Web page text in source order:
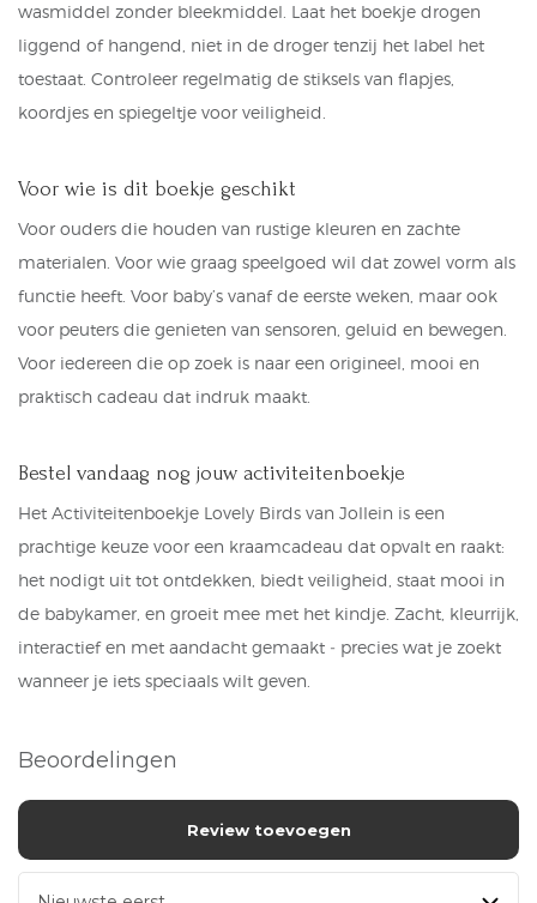
wasmiddel zonder bleekmiddel. Laat het boekje drogen
liggend of hangend, niet in de droger tenzij het label het
toestaat. Controleer regelmatig de stiksels van flapjes,
koordjes en spiegeltje voor veiligheid.
Voor wie is dit boekje geschikt
Voor ouders die houden van rustige kleuren en zachte
materialen. Voor wie graag speelgoed wil dat zowel vorm als
functie heeft. Voor baby’s vanaf de eerste weken, maar ook
voor peuters die genieten van sensoren, geluid en bewegen.
Voor iedereen die op zoek is naar een origineel, mooi en
praktisch cadeau dat indruk maakt.
Bestel vandaag nog jouw activiteitenboekje
Het Activiteitenboekje Lovely Birds van Jollein is een
prachtige keuze voor een kraamcadeau dat opvalt en raakt:
het nodigt uit tot ontdekken, biedt veiligheid, staat mooi in
de babykamer, en groeit mee met het kindje. Zacht, kleurrijk,
interactief en met aandacht gemaakt ‑ precies wat je zoekt
wanneer je iets speciaals wilt geven.
Beoordelingen
Review toevoegen